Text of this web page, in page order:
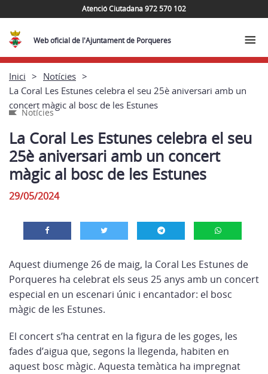
Atenció Ciutadana 972 570 102
Web oficial de l'Ajuntament de Porqueres
Inici
Notícies
La Coral Les Estunes celebra el seu 25è aniversari amb un
concert màgic al bosc de les Estunes
Notícies
La Coral Les Estunes celebra el seu
25è aniversari amb un concert
màgic al bosc de les Estunes
29/05/2024
Aquest diumenge 26 de maig, la Coral Les Estunes de
Porqueres ha celebrat els seus 25 anys amb un concert
especial en un escenari únic i encantador: el bosc
màgic de les Estunes.
El concert s’ha centrat en la figura de les goges, les
fades d’aigua que, segons la llegenda, habiten en
aquest bosc màgic. Aquesta temàtica ha impregnat